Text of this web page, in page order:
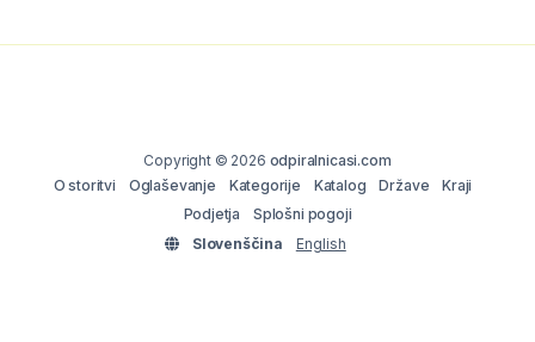
Copyright © 2026 odpiralnicasi.com
O storitvi
Oglaševanje Kategorije Katalog Države
Kraji
Podjetja
Splošni pogoji
Slovenščina
English